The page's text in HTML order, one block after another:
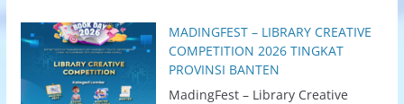
MADINGFEST – LIBRARY CREATIVE
COMPETITION 2026 TINGKAT
PROVINSI BANTEN
MadingFest – Library Creative